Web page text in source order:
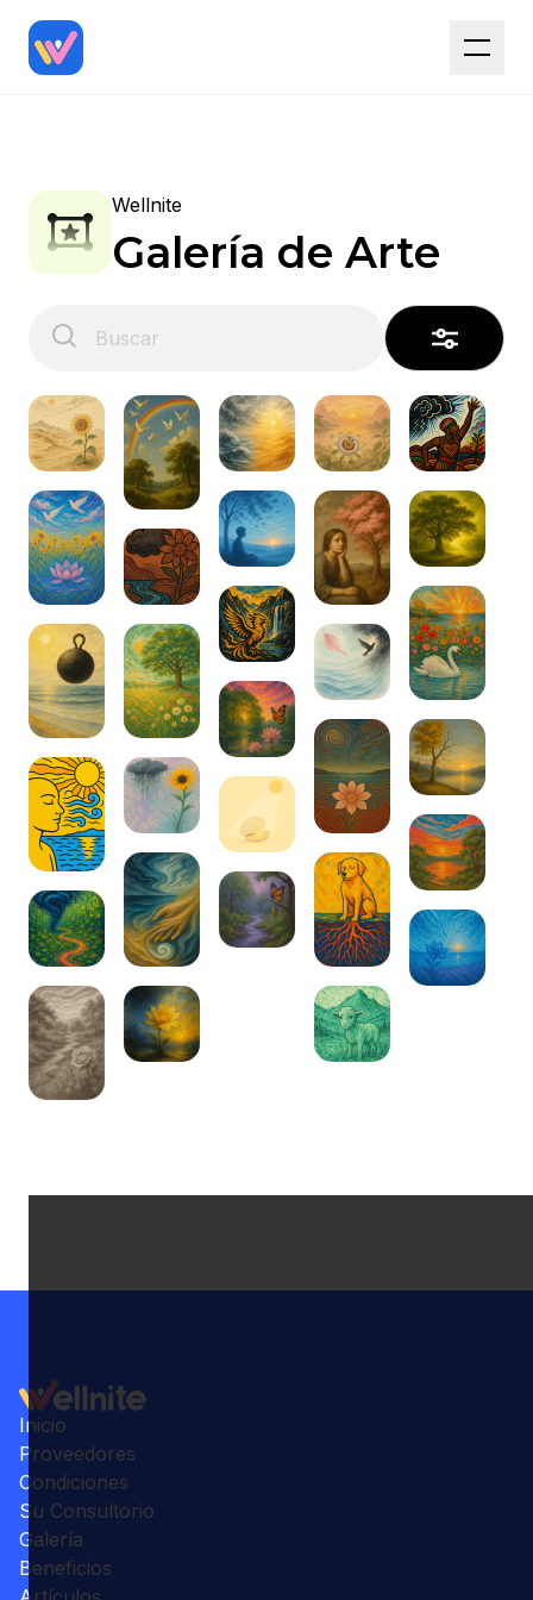
Wellnite
Galería de Arte
Inicio
Proveedores
Condiciones
Su Consultorio
Galería
Beneficios